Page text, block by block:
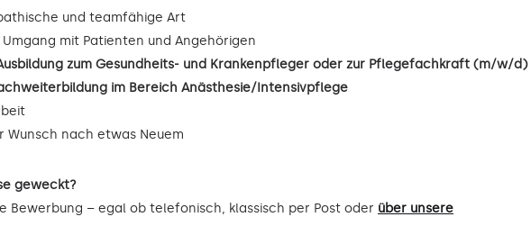
und teamfähige Art
mit Patienten und Angehörigen
zum Gesundheits- und Krankenpfleger oder zur Pflegefachkraft (m/w/d)
im Bereich Anästhesie/Intensivpflege
Wunsch nach etwas Neuem
geweckt?
Bewerbung – egal ob telefonisch, klassisch per Post oder über unsere